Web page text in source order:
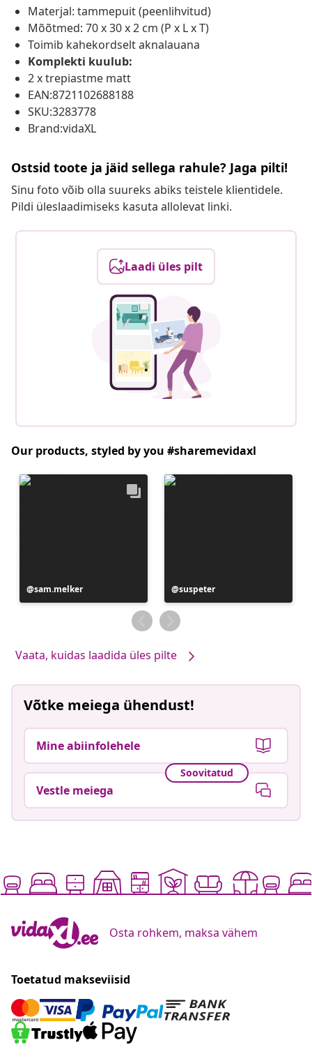
Materjal: tammepuit (peenlihvitud)
Mõõtmed: 70 x 30 x 2 cm (P x L x T)
Toimib kahekordselt aknalauana
Komplekti kuulub:
2 x trepiastme matt
EAN:8721102688188
SKU:3283778
Brand:vidaXL
Ostsid toote ja jäid sellega rahule? Jaga pilti!
Sinu foto võib olla suureks abiks teistele klientidele.
Pildi üleslaadimiseks kasuta allolevat linki.
Laadi üles pilt
Our products, styled by you #sharemevidaxl
Postitus
avaldatud
sam.melker
Postitus
avaldatud
suspeter
Vaata, kuidas laadida üles pilte
Võtke meiega ühendust!
Mine abiinfolehele
Soovitatud
Vestle meiega
Osta rohkem, maksa vähem
Toetatud makseviisid